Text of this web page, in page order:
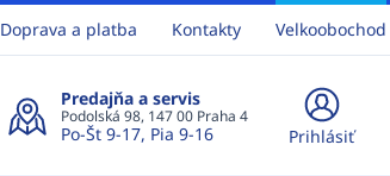
Doprava a platba Kontakty Velkoobochod
Predajňa a servis
Podolská 98, 147 00 Praha 4
Po-Št 9-17, Pia 9-16 Prihlásiť